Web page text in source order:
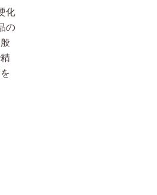
化
の